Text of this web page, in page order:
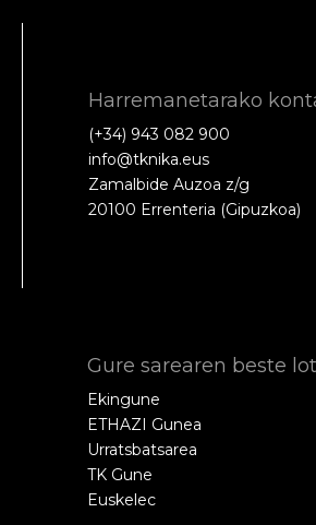
Harremanetarako
(+34) 943 082 900
info@tknika.eus
Zamalbide Auzoa z/g
20100 Errenteria (Gipuzkoa)
Gure sarearen beste
Ekingune
ETHAZI Gunea
Urratsbatsarea
TK Gune
Euskelec